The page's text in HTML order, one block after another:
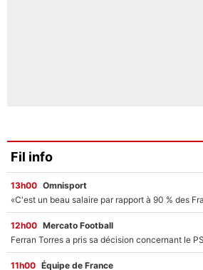
Fil info
13h00 Omnisport
12h00 Mercato Football
11h00 Équipe de France